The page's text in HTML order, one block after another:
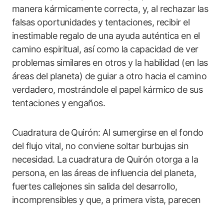
manera kármicamente correcta, y, al rechazar las
falsas oportunidades y tentaciones, recibir el
inestimable regalo de una ayuda auténtica en el
camino espiritual, así como la capacidad de ver
problemas similares en otros y la habilidad (en las
áreas del planeta) de guiar a otro hacia el camino
verdadero, mostrándole el papel kármico de sus
tentaciones y engaños.
Cuadratura de Quirón: Al sumergirse en el fondo
del flujo vital, no conviene soltar burbujas sin
necesidad. La cuadratura de Quirón otorga a la
persona, en las áreas de influencia del planeta,
fuertes callejones sin salida del desarrollo,
incomprensibles y que, a primera vista, parecen